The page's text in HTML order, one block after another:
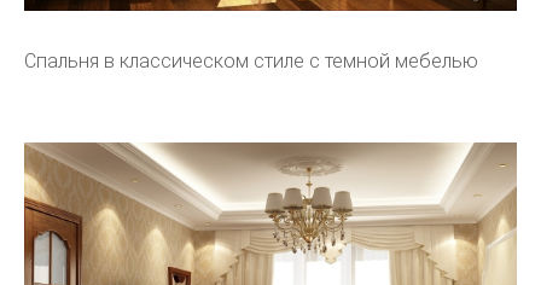
Спальня в классическом стиле с темной мебелью